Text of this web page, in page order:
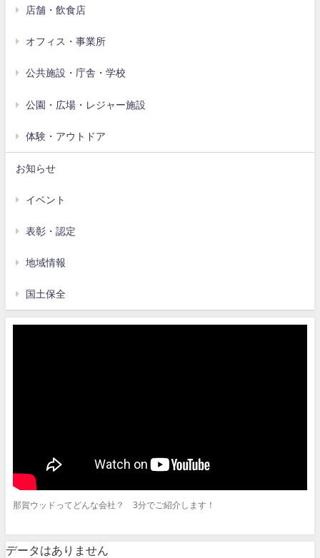
店舗・飲食店
オフィス・事業所
公共施設・庁舎・学校
公園・広場・レジャー施設
体験・アウトドア
お知らせ
イベント
表彰・認定
地域情報
国土保全
那賀ウッドってどんな会社？ 3分でご紹介します！
データはありません